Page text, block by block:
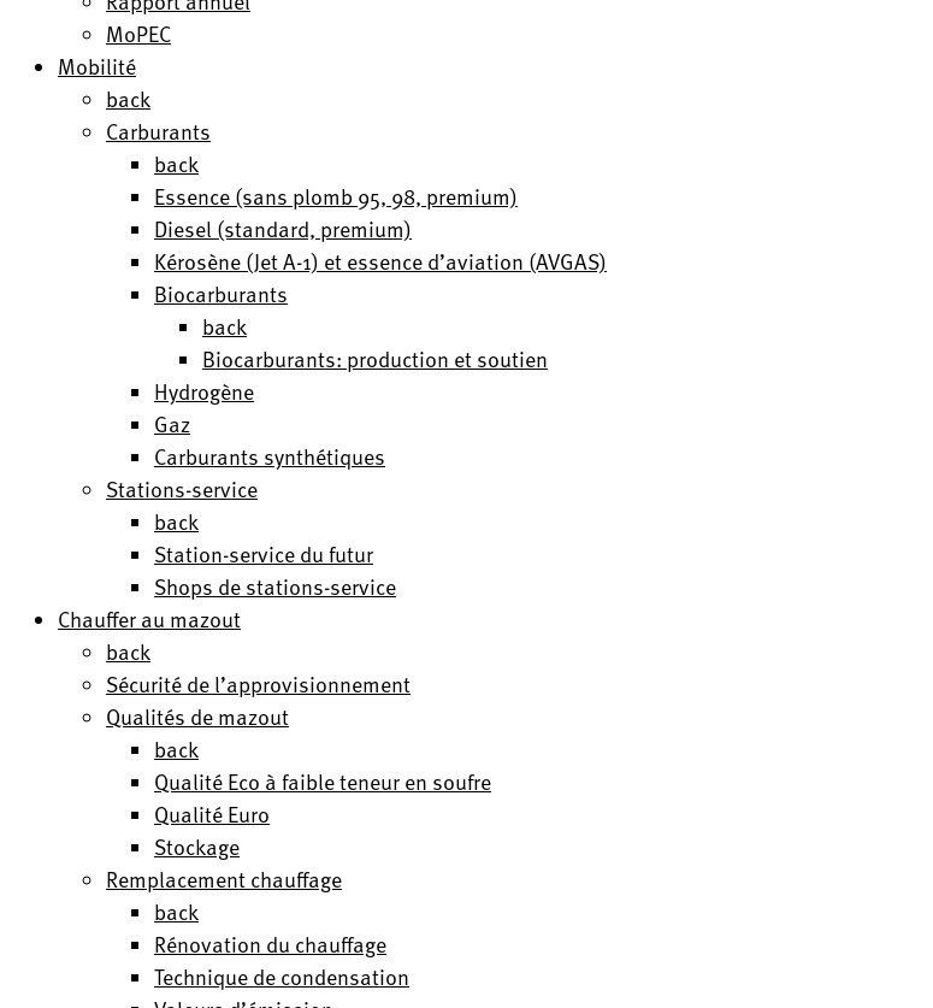
MoPEC
Mobilité
back
Carburants
back
Essence (sans plomb 95, 98, premium)
Diesel (standard, premium)
Kérosène (Jet A-1) et essence d’aviation (AVGAS)
Biocarburants
back
Biocarburants: production et soutien
Hydrogène
Gaz
Carburants synthétiques
Stations-service
back
Station-service du futur
Shops de stations-service
Chauffer au mazout
back
Sécurité de l’approvisionnement
Qualités de mazout
back
Qualité Eco à faible teneur en soufre
Qualité Euro
Stockage
Remplacement chauffage
back
Rénovation du chauffage
Technique de condensation